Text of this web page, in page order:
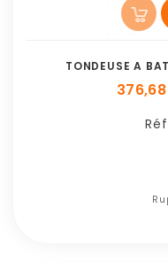
TONDEUSE A